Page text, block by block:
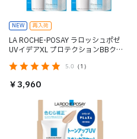
NEW 再入荷
LA ROCHE-POSAY ラロッシュポゼ
UVイデアXL プロテクションBBクリ
5.0 （1）
￥3,960